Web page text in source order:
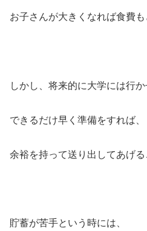
お子さんが大きくなれば食費も
しかし、将来的に大学には行
できるだけ早く準備をすれば、
余裕を持って送り出してあげる
貯蓄が苦手という時には、